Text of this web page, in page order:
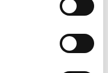
som helst
dig, jeg tror
tror dig til